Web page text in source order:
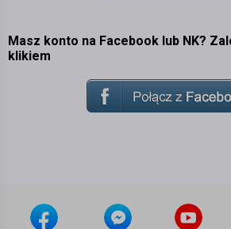
Masz konto na Facebook lub NK?
klikiem